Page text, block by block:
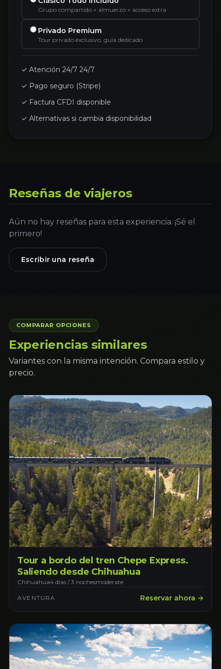
Grupo compartido + almuerzo + acceso extra
Privado Premium
Tour privado exclusivo, guía dedicado
✓ Atención 24/7 24/7
✓ Pago seguro (Stripe)
✓ Factura CFDI disponible
✓ Alternativas si cambia disponibilidad
Reseñas de viajeros
Aún no hay reseñas para esta experiencia. ¡Sé el
primero!
Escribir una reseña
COMPARAR OPCIONES
Experiencias similares
Variantes con la misma intención. Compara estilo y
precio.
Tour a bordo del tren Chepe Express.
Saliendo desde Chihuahua
Chihuahua4 días / 3 nochesmoderate
AVENTURA Reservar ahora →